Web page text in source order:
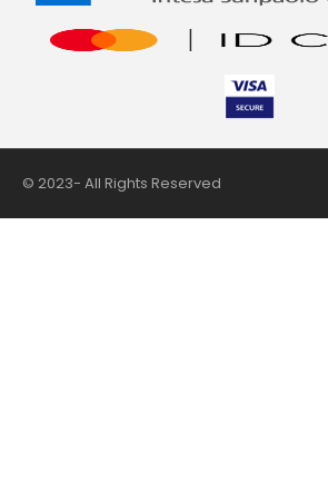
© 2023- All Rights Reserved